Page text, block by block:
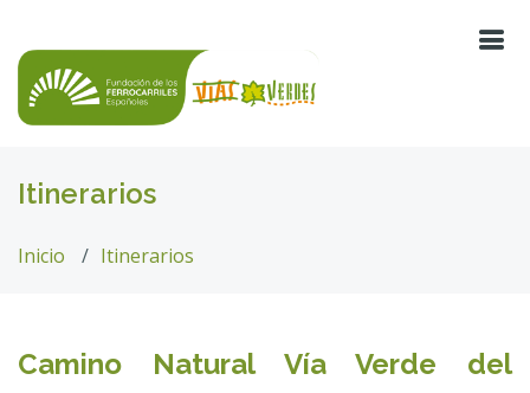
Itinerarios
Inicio Itinerarios
Camino Natural Vía Verde del